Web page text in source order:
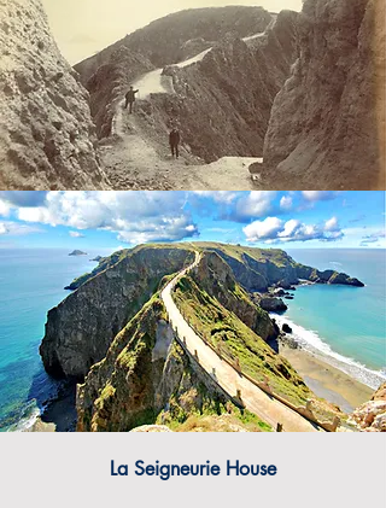
La Seigneurie House